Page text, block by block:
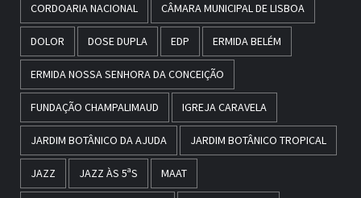
CORDOARIA NACIONAL CÂMARA MUNICIPAL DE LISBOA
DOLOR DOSE DUPLA EDP ERMIDA BELÉM
ERMIDA NOSSA SENHORA DA CONCEIÇÃO
FUNDAÇÃO CHAMPALIMAUD IGREJA CARAVELA
JARDIM BOTÂNICO DA AJUDA JARDIM BOTÂNICO TROPICAL
JAZZ JAZZ ÀS 5ªS MAAT